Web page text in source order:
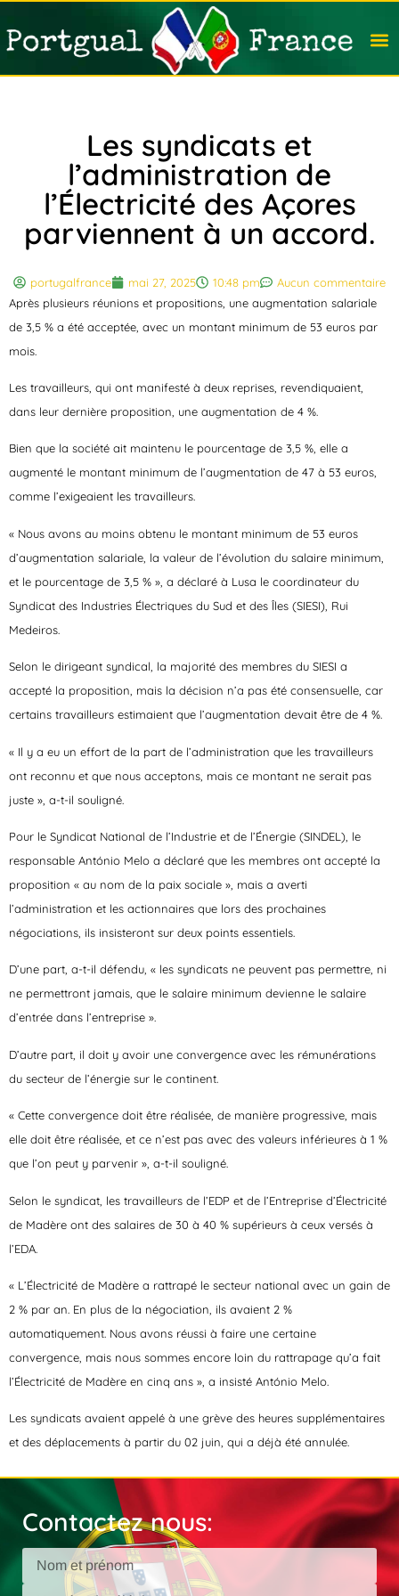
Les syndicats et
l’administration de
l’Électricité des Açores
parviennent à un accord.
portugalfrance mai 27, 2025 10:48 pm
Aucun commentaire
Après plusieurs réunions et propositions, une augmentation salariale
de 3,5 % a été acceptée, avec un montant minimum de 53 euros par
mois.
Les travailleurs, qui ont manifesté à deux reprises, revendiquaient,
dans leur dernière proposition, une augmentation de 4 %.
Bien que la société ait maintenu le pourcentage de 3,5 %, elle a
augmenté le montant minimum de l’augmentation de 47 à 53 euros,
comme l’exigeaient les travailleurs.
« Nous avons au moins obtenu le montant minimum de 53 euros
d’augmentation salariale, la valeur de l’évolution du salaire minimum,
et le pourcentage de 3,5 % », a déclaré à Lusa le coordinateur du
Syndicat des Industries Électriques du Sud et des Îles (SIESI), Rui
Medeiros.
Selon le dirigeant syndical, la majorité des membres du SIESI a
accepté la proposition, mais la décision n’a pas été consensuelle, car
certains travailleurs estimaient que l’augmentation devait être de 4 %.
« Il y a eu un effort de la part de l’administration que les travailleurs
ont reconnu et que nous acceptons, mais ce montant ne serait pas
juste », a-t-il souligné.
Pour le Syndicat National de l’Industrie et de l’Énergie (SINDEL), le
responsable António Melo a déclaré que les membres ont accepté la
proposition « au nom de la paix sociale », mais a averti
l’administration et les actionnaires que lors des prochaines
négociations, ils insisteront sur deux points essentiels.
D’une part, a-t-il défendu, « les syndicats ne peuvent pas permettre, ni
ne permettront jamais, que le salaire minimum devienne le salaire
d’entrée dans l’entreprise ».
D’autre part, il doit y avoir une convergence avec les rémunérations
du secteur de l’énergie sur le continent.
« Cette convergence doit être réalisée, de manière progressive, mais
elle doit être réalisée, et ce n’est pas avec des valeurs inférieures à 1 %
que l’on peut y parvenir », a-t-il souligné.
Selon le syndicat, les travailleurs de l’EDP et de l’Entreprise d’Électricité
de Madère ont des salaires de 30 à 40 % supérieurs à ceux versés à
l’EDA.
« L’Électricité de Madère a rattrapé le secteur national avec un gain de
2 % par an. En plus de la négociation, ils avaient 2 %
automatiquement. Nous avons réussi à faire une certaine
convergence, mais nous sommes encore loin du rattrapage qu’a fait
l’Électricité de Madère en cinq ans », a insisté António Melo.
Les syndicats avaient appelé à une grève des heures supplémentaires
et des déplacements à partir du 02 juin, qui a déjà été annulée.
Contactez nous: